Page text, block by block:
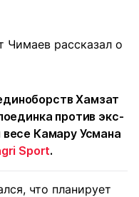
Хамзат
против экс-
весе Камару Усмана
Sport.
что планирует